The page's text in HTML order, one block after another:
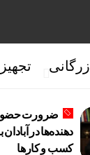
ضرورت
‌دهنده‌ها در
کسب‌ و کارها